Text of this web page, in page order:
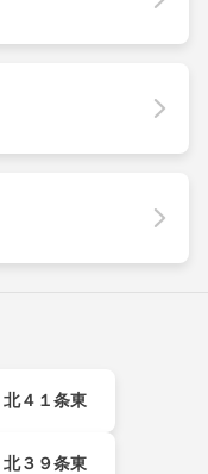
北４１条東
北３９条東